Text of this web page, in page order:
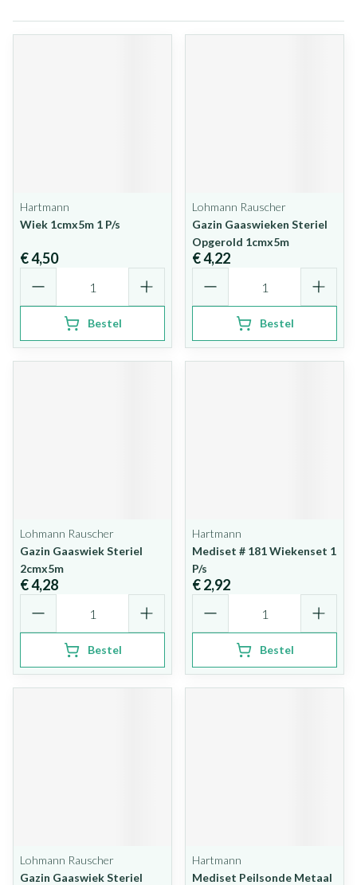
Hartmann
Wiek 1cmx5m 1 P/s
€ 4,50
Bestel
Lohmann Rauscher
Gazin Gaaswieken Steriel
Opgerold 1cmx5m
€ 4,22
Bestel
Lohmann Rauscher
Gazin Gaaswiek Steriel
2cmx5m
€ 4,28
Bestel
Hartmann
Mediset # 181 Wiekenset 1
P/s
€ 2,92
Bestel
Lohmann Rauscher
Gazin Gaaswiek Steriel
Hartmann
Mediset Peilsonde Metaal